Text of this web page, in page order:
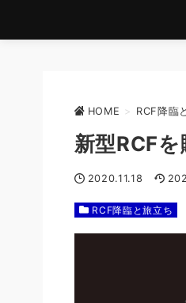
HOME > RCF降臨
新型RCF
2020.11.18
RCF降臨と旅立ち